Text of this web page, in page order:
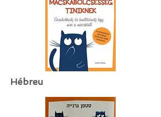
Hébreu